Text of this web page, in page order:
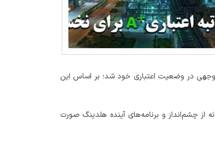
در وضعیت اعتباری خود شد؛ بر اساس این
از چشم‌انداز و برنامه‌های آینده هلدینگ صورت